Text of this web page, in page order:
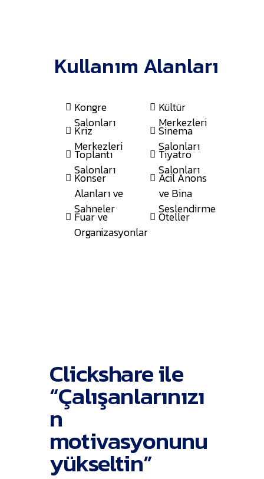
Kullanım Alanları
Kongre
Salonları
Kriz
Merkezleri
Toplantı
Salonları
Konser
Alanları ve
Sahneler
Fuar ve
Organizasyonlar
Kültür
Merkezleri
Sinema
Salonları
Tiyatro
Salonları
Acil Anons
ve Bina
Seslendirme
Oteller
Tren Garları
Clickshare ile
“Çalışanlarınızı
n
motivasyonunu
yükseltin”